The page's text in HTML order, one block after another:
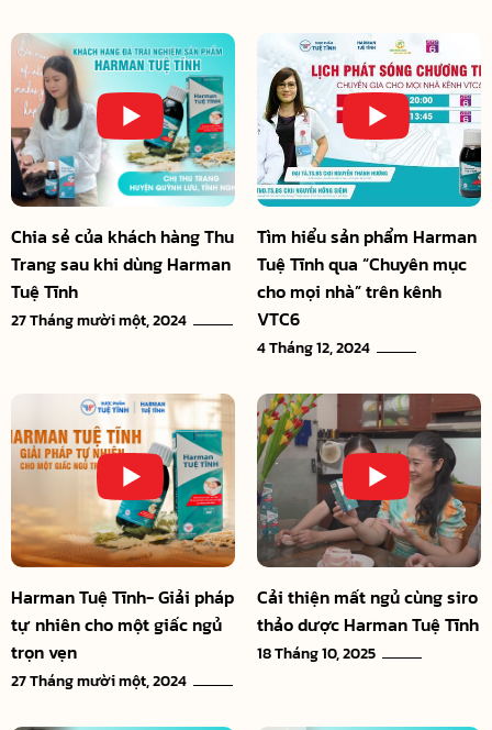
Chia sẻ của khách hàng Thu
Trang sau khi dùng Harman
Tuệ Tĩnh
27 Tháng mười một, 2024
Tìm hiểu sản phẩm Harman
Tuệ Tĩnh qua “Chuyên mục
cho mọi nhà” trên kênh
VTC6
4 Tháng 12, 2024
Harman Tuệ Tĩnh- Giải pháp
tự nhiên cho một giấc ngủ
trọn vẹn
27 Tháng mười một, 2024
Cải thiện mất ngủ cùng siro
thảo dược Harman Tuệ Tĩnh
18 Tháng 10, 2025